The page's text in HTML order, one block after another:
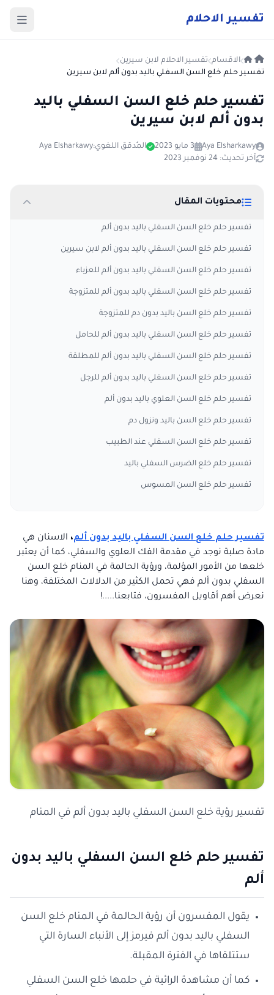
تفسير الاحلام
الاقسام تفسير الاحلام لابن سيرين
تفسير حلم خلع السن السفلي باليد بدون ألم لابن سيرين
تفسير حلم خلع السن السفلي باليد
بدون ألم لابن سيرين
Aya Elsharkawy 3 مايو 2023 المُدقق اللغوي:Aya Elsharkawy
آخر تحديث: 24 نوفمبر 2023
محتويات المقال
تفسير حلم خلع السن السفلي باليد بدون ألم
تفسير حلم خلع السن السفلي باليد بدون ألم لابن سيرين
تفسير حلم خلع السن السفلي باليد بدون ألم للعزباء
تفسير حلم خلع السن السفلي باليد بدون ألم للمتزوجة
تفسير حلم خلع السن باليد بدون دم للمتزوجة
تفسير حلم خلع السن السفلي باليد بدون ألم للحامل
تفسير حلم خلع السن السفلي باليد بدون ألم للمطلقة
تفسير حلم خلع السن السفلي باليد بدون ألم للرجل
تفسير حلم خلع السن العلوي باليد بدون ألم
تفسير حلم خلع السن باليد ونزول دم
تفسير حلم خلع السن السفلي عند الطبيب
تفسير حلم خلع الضرس السفلي باليد
تفسير حلم خلع السن المسوس
تفسير حلم خلع السن السفلي باليد بدون ألم، الاسنان هي
مادة صلبة نوجد في مقدمة الفك العلوي والسفلي، كما أن يعتبر
خلعها من الأمور المؤلمة، ورؤية الحالمة في المنام خلع السن
السفلي بدون ألم فهي تحمل الكثير من الدلالات المختلفة، وهنا
نعرض أهم أقاويل المفسرون، فتابعنا.....!
تفسير رؤية خلع السن السفلي باليد بدون ألم في المنام
تفسير حلم خلع السن السفلي باليد بدون
ألم
يقول المفسرون أن رؤية الحالمة في المنام خلع السن
السفلي باليد بدون ألم فيرمز إلى الأنباء السارة التي
ستتلقاها في الفترة المقبلة.
كما أن مشاهدة الرائية في حلمها خلع السن السفلي